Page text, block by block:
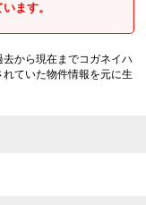
ます。
から現在までコガネイハ
ていた物件情報を元に生